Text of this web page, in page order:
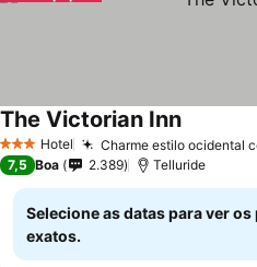
3 EstrelasHotel Charme estilo ocidental
The Victorian InnVer
7,5 Boa 2.389 Telluride
Selecione as datas para ver
exatos.